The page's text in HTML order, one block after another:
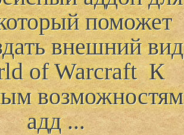
поможет
внешний вид
of Warcraft К
возможностям
адд ...